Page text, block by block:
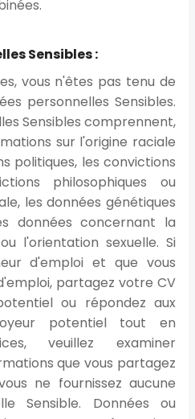
Sensibles :
vous n'êtes pas tenu de
personnelles Sensibles.
Sensibles comprennent,
sur l'origine raciale
politiques, les convictions
philosophiques ou
les données génétiques
données concernant la
l'orientation sexuelle. Si
d'emploi et que vous
partagez votre CV
ou répondez aux
potentiel tout en
veuillez examiner
que vous partagez
ne fournissez aucune
Sensible. Données ou